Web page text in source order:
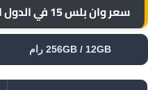
سعر وان بلس 15 في الدول العربية
256GB / 12GB رام